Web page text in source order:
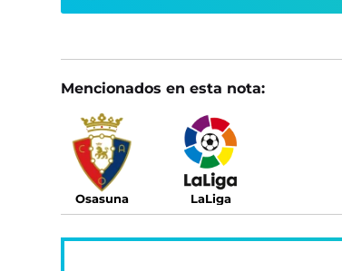
Mencionados en esta nota:
Osasuna LaLiga